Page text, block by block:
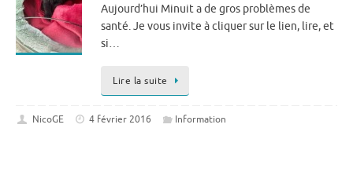
Aujourd’hui Minuit a de gros problèmes de
santé. Je vous invite à cliquer sur le lien, lire, et
si…
Lire la suite
NicoGE 4 février 2016 Information